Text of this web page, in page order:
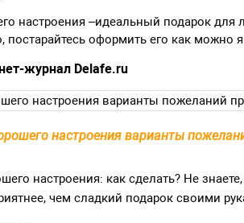
настроения –идеальный подарок для
постарайтесь оформить его как можно
журнал Delafe.ru
настроения варианты
настроения: как сделать? Не
чем сладкий подарок своими